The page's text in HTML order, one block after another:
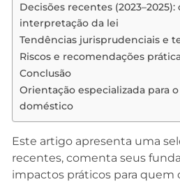
Decisões recentes
interpretação da lei
Tendências jurisprudenciais e
Riscos e recomendações
Conclusão
Orientação especializada para
doméstico
Este artigo apresenta uma
recentes, comenta seus
impactos práticos para